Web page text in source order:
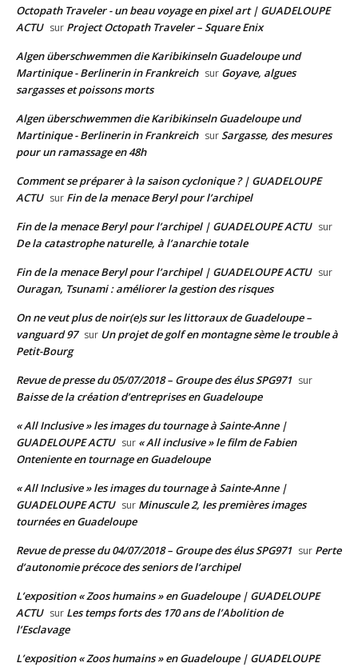
Octopath Traveler - un beau voyage en pixel art | GUADELOUPE
ACTU sur Project Octopath Traveler – Square Enix
Algen überschwemmen die Karibikinseln Guadeloupe und
Martinique - Berlinerin in Frankreich sur Goyave, algues
sargasses et poissons morts
Algen überschwemmen die Karibikinseln Guadeloupe und
Martinique - Berlinerin in Frankreich surSargasse, des mesures
pour un ramassage en 48h
Comment se préparer à la saison cyclonique ? | GUADELOUPE
ACTU sur Fin de la menace Beryl pour l’archipel
Fin de la menace Beryl pour l’archipel | GUADELOUPE ACTU sur
De la catastrophe naturelle, à l’anarchie totale
Fin de la menace Beryl pour l’archipel | GUADELOUPE ACTU sur
Ouragan, Tsunami : améliorer la gestion des risques
On ne veut plus de noir(e)s sur les littoraux de Guadeloupe –
vanguard 97 sur Un projet de golf en montagne sème le trouble à
Petit-Bourg
Revue de presse du 05/07/2018 – Groupe des élus SPG971 sur
Baisse de la création d’entreprises en Guadeloupe
« All Inclusive » les images du tournage à Sainte-Anne |
GUADELOUPE ACTU sur « All inclusive » le film de Fabien
Onteniente en tournage en Guadeloupe
« All Inclusive » les images du tournage à Sainte-Anne |
GUADELOUPE ACTU sur Minuscule 2, les premières images
tournées en Guadeloupe
Revue de presse du 04/07/2018 – Groupe des élus SPG971 sur Perte
d’autonomie précoce des seniors de l’archipel
L’exposition « Zoos humains » en Guadeloupe | GUADELOUPE
ACTU sur Les temps forts des 170 ans de l’Abolition de
l’Esclavage
L’exposition « Zoos humains » en Guadeloupe | GUADELOUPE